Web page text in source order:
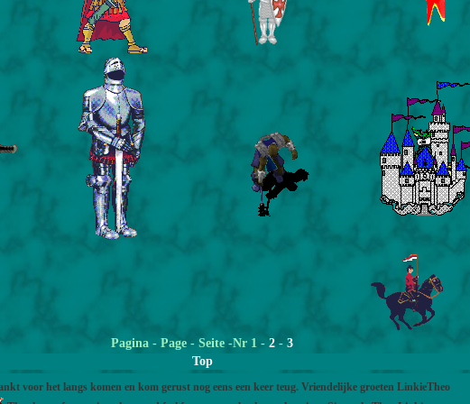
Pagina - Page - Seite -Nr 1 - 2 - 3
Top
voor het langs komen en kom gerust nog eens een keer teug. Vriendelijke groeten LinkieTheo